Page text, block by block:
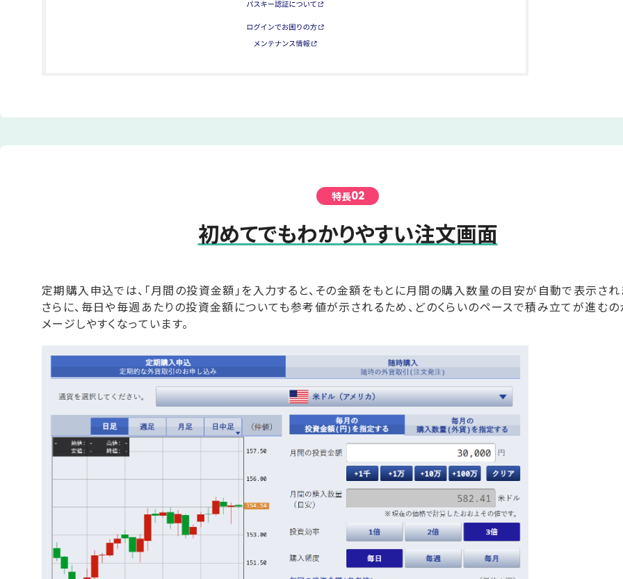
特長02
初めてでもわかりやすい注文画面
定期購入申込では、「月間の投資金額」を入力すると、その金額をもとに月間の購入数量の目安が自動で表示され
さらに、毎日や毎週あたりの投資金額についても参考値が示されるため、どのくらいのペースで積み立てが進むの
メージしやすくなっています。